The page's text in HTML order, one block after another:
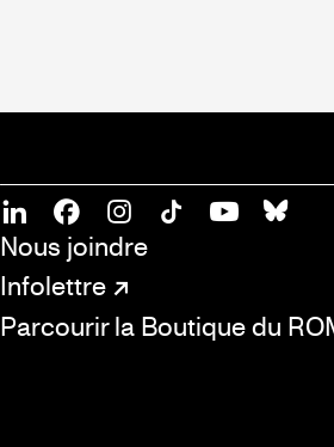
SOCIAL
LinkedinFacebookInstagram
CONNECT
Nous joindre
Infolettre
Parcourir la Boutique du